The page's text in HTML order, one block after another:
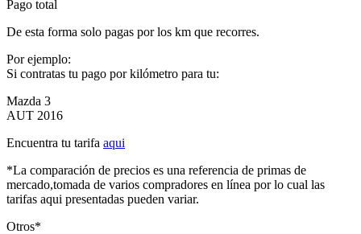
Pago total
De esta forma solo pagas por los km que recorres.
Por ejemplo:
Si contratas tu pago por kilómetro para tu:
Mazda 3
AUT 2016
Encuentra tu tarifa aqui
*La comparación de precios es una referencia de primas de
mercado,tomada de varios compradores en línea por lo cual las
tarifas aqui presentadas pueden variar.
Otros*